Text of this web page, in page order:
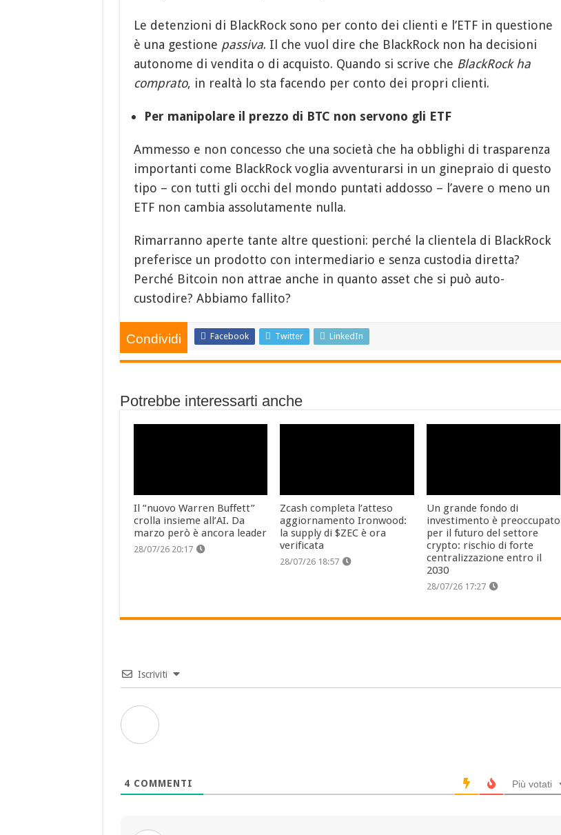
Le detenzioni di BlackRock sono per conto dei clienti e l’ETF in questione
è una gestione passiva. Il che vuol dire che BlackRock non ha decisioni
autonome di vendita o di acquisto. Quando si scrive che BlackRock ha
comprato, in realtà lo sta facendo per conto dei propri clienti.
Per manipolare il prezzo di BTC non servono gli ETF
Ammesso e non concesso che una società che ha obblighi di trasparenza
importanti come BlackRock voglia avventurarsi in un ginepraio di questo
tipo – con tutti gli occhi del mondo puntati addosso – l’avere o meno un
ETF non cambia assolutamente nulla.
Rimarranno aperte tante altre questioni: perché la clientela di BlackRock
preferisce un prodotto con intermediario e senza custodia diretta?
Perché Bitcoin non attrae anche in quanto asset che si può auto-
custodire? Abbiamo fallito?
Condividi Facebook Twitter LinkedIn
Potrebbe interessarti anche
Il “nuovo Warren Buffett”
crolla insieme all’AI. Da
marzo però è ancora leader
28/07/26 20:17
Zcash completa l’atteso
aggiornamento Ironwood:
la supply di $ZEC è ora
verificata
28/07/26 18:57
Un grande fondo di
investimento è preoccupato
per il futuro del settore
crypto: rischio di forte
centralizzazione entro il
2030
28/07/26 17:27
Iscriviti
4 COMMENTI Più votati